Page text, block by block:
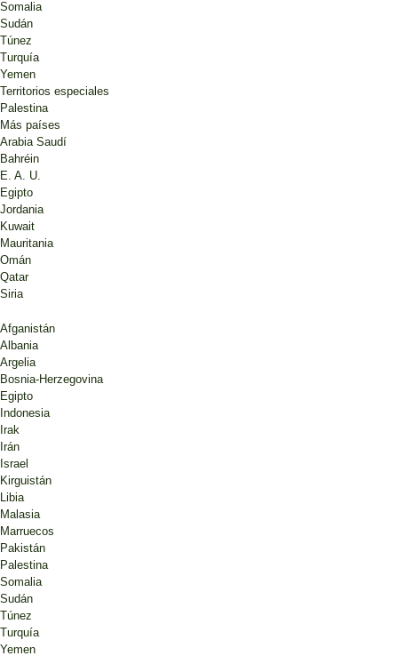
Somalia
Sudán
Túnez
Turquía
Yemen
Territorios especiales
Palestina
Más países
Arabia Saudí
Bahréin
E. A. U.
Egipto
Jordania
Kuwait
Mauritania
Omán
Qatar
Siria
Afganistán
Albania
Argelia
Bosnia-Herzegovina
Egipto
Indonesia
Irak
Irán
Israel
Kirguistán
Libia
Malasia
Marruecos
Pakistán
Palestina
Somalia
Sudán
Túnez
Turquía
Yemen